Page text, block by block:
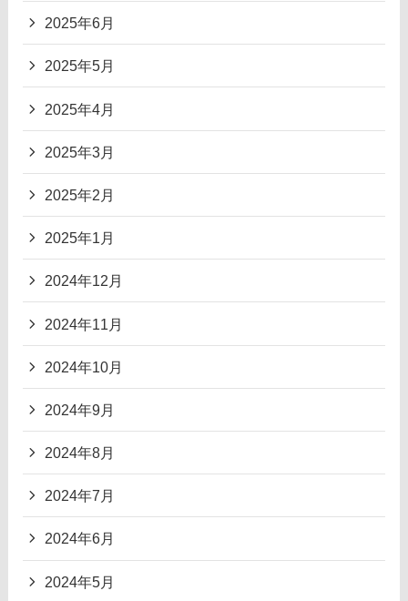
2025年6月
2025年5月
2025年4月
2025年3月
2025年2月
2025年1月
2024年12月
2024年11月
2024年10月
2024年9月
2024年8月
2024年7月
2024年6月
2024年5月